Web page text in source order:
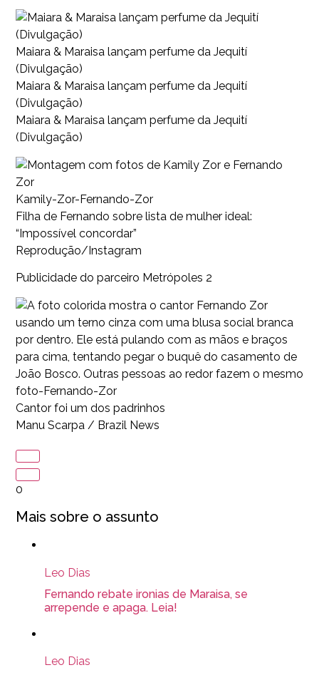
Maiara & Maraisa lançam perfume da Jequití
(Divulgação)
Maiara & Maraisa lançam perfume da Jequití
(Divulgação)
Maiara & Maraisa lançam perfume da Jequití
(Divulgação)
Kamily-Zor-Fernando-Zor
Filha de Fernando sobre lista de mulher ideal:
“Impossível concordar”
Reprodução/Instagram
Publicidade do parceiro Metrópoles 2
foto-Fernando-Zor
Cantor foi um dos padrinhos
Manu Scarpa / Brazil News
0
Mais sobre o assunto
Leo Dias
Fernando rebate ironias de Maraisa, se
arrepende e apaga. Leia!
Leo Dias